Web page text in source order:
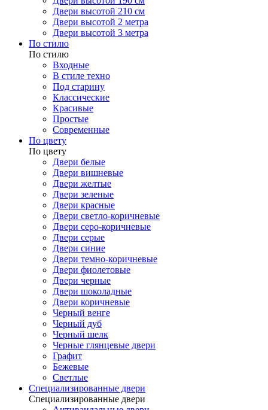
Двери высотой 210 см
Двери высотой 2 метра
Двери высотой 3 метра
По стилю
По стилю
Входные
В стиле техно
Под старину
Классические
Красивые
Простые
Современные
По цвету
По цвету
Двери белые
Двери вишневые
Двери желтые
Двери зеленые
Двери красные
Двери светло-коричневые
Двери серо-коричневые
Двери серые
Двери синие
Двери темно-коричневые
Двери фиолетовые
Двери черные
Двери шоколадные
Двери коричневые
Черный венге
Черный дуб
Черный шелк
Черные глянцевые двери
Графит
Бежевые
Светлые
Специализированные двери
Специализированные двери